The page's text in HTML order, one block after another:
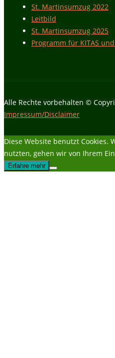
St. Martinsumzug 2022
Leitbild
St. Martinsumzug 2025
Programm für KITAS
Alle Rechte vorbehalten ©
Impressum/Disclaimer
Diese Website benutzt Cookies.
nutzten, gehen wir von Ihrem
Erfahre mehr